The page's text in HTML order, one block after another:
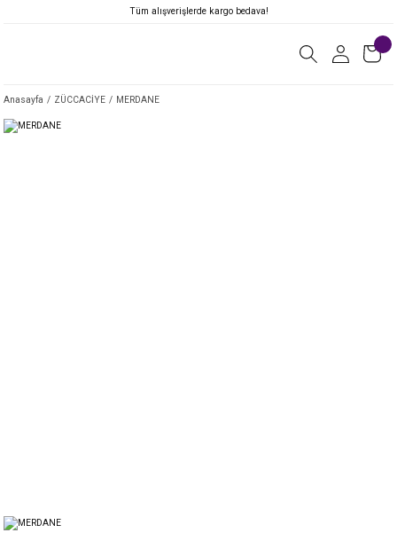
Tüm alışverişlerde kargo bedava!
Anasayfa ZÜCCACİYE MERDANE